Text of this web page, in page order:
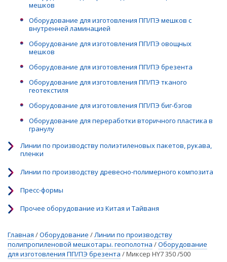
мешков
Оборудование для изготовления ПП/ПЭ мешков с
внутренней ламинацией
Оборудование для изготовления ПП/ПЭ овощных
мешков
Оборудование для изготовления ПП/ПЭ брезента
Оборудование для изготовления ПП/ПЭ тканого
геотекстиля
Оборудование для изготовления ПП/ПЭ биг-бэгов
Оборудование для переработки вторичного пластика в
гранулу
Линии по производству полиэтиленовых пакетов, рукава,
пленки
Линии по производству древесно-полимерного композита
Пресс-формы
Прочее оборудование из Китая и Тайваня
Главная /Оборудование / Линии по производству
полипропиленовой мешкотары. геополотна /Оборудование
для изготовления ПП/ПЭ брезента /Миксер HY7 350 /500